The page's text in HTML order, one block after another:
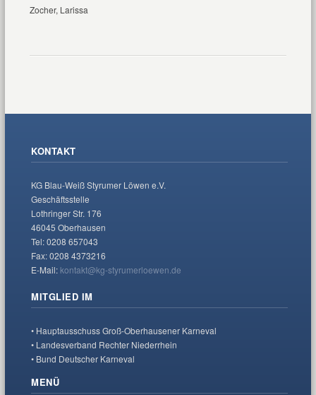
Zocher, Larissa
KONTAKT
KG Blau-Weiß Styrumer Löwen e.V.
Geschäftsstelle
Lothringer Str. 176
46045 Oberhausen
Tel: 0208 657043
Fax: 0208 4373216
E-Mail: kontakt@kg-styrumerloewen.de
MITGLIED IM
• Hauptausschuss Groß-Oberhausener Karneval
• Landesverband Rechter Niederrhein
• Bund Deutscher Karneval
MENÜ